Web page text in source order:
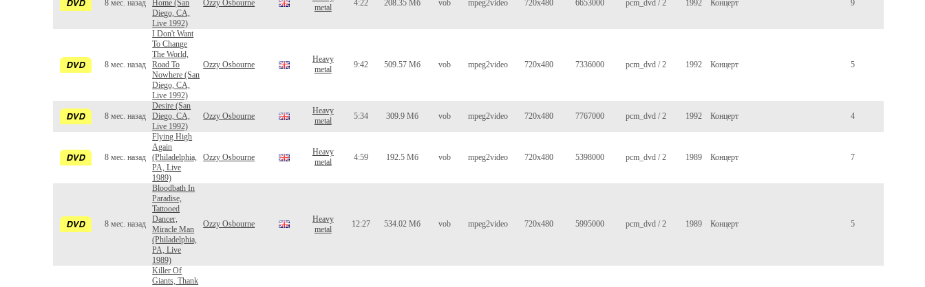
8 мес. назад
Home (San
Diego, CA,
Live 1992)
Ozzy Osbourne
metal
4:22 208.35 Мб vob mpeg2video 720x480 6653000 pcm_dvd / 2 1992 Концерт 9
8 мес. назад
I Don't Want
To Change
The World,
Road To
Nowhere (San
Diego, CA,
Live 1992)
Ozzy Osbourne
Heavy
metal
9:42 509.57 Мб vob mpeg2video 720x480 7336000 pcm_dvd / 2 1992 Концерт 5
8 мес. назад
Desire (San
Diego, CA,
Live 1992)
Ozzy Osbourne
Heavy
metal
5:34 309.9 Мб vob mpeg2video 720x480 7767000 pcm_dvd / 2 1992 Концерт 4
8 мес. назад
Flying High
Again
(Philadelphia,
PA, Live
1989)
Ozzy Osbourne
Heavy
metal
4:59 192.5 Мб vob mpeg2video 720x480 5398000 pcm_dvd / 2 1989 Концерт 7
8 мес. назад
Bloodbath In
Paradise,
Tattooed
Dancer,
Miracle Man
(Philadelphia,
PA, Live
1989)
Ozzy Osbourne
Heavy
metal
12:27 534.02 Мб vob mpeg2video 720x480 5995000 pcm_dvd / 2 1989 Концерт 5
Killer Of
Giants, Thank